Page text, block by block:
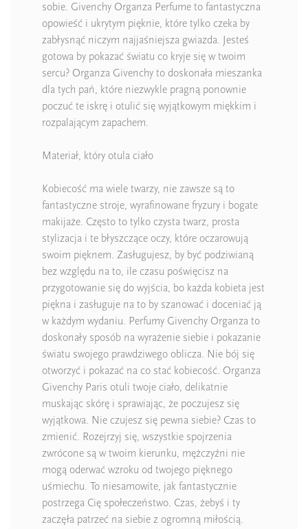
sobie. Givenchy Organza Perfume to fantastyczna
opowieść i ukrytym pięknie, które tylko czeka by
zabłysnąć niczym najjaśniejsza gwiazda. Jesteś
gotowa by pokazać światu co kryje się w twoim
sercu? Organza Givenchy to doskonała mieszanka
dla tych pań, które niezwykle pragną ponownie
poczuć te iskrę i otulić się wyjątkowym miękkim i
rozpalającym zapachem.
Materiał, który otula ciało
Kobiecość ma wiele twarzy, nie zawsze są to
fantastyczne stroje, wyrafinowane fryzury i bogate
makijaże. Często to tylko czysta twarz, prosta
stylizacja i te błyszczące oczy, które oczarowują
swoim pięknem. Zasługujesz, by być podziwianą
bez względu na to, ile czasu poświęcisz na
przygotowanie się do wyjścia, bo każda kobieta jest
piękna i zasługuje na to by szanować i doceniać ją
w każdym wydaniu. Perfumy Givenchy Organza to
doskonały sposób na wyrażenie siebie i pokazanie
światu swojego prawdziwego oblicza. Nie bój się
otworzyć i pokazać na co stać kobiecość. Organza
Givenchy Paris otuli twoje ciało, delikatnie
muskając skórę i sprawiając, że poczujesz się
wyjątkowa. Nie czujesz się pewna siebie? Czas to
zmienić. Rozejrzyj się, wszystkie spojrzenia
zwrócone są w twoim kierunku, mężczyźni nie
mogą oderwać wzroku od twojego pięknego
uśmiechu. To niesamowite, jak fantastycznie
postrzega Cię społeczeństwo. Czas, żebyś i ty
zaczęła patrzeć na siebie z ogromną miłością.